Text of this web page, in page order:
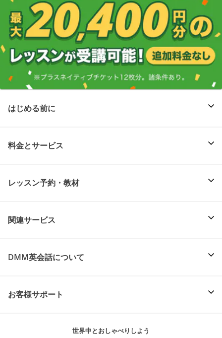
はじめる前に
料金とサービス
レッスン予約・教材
関連サービス
DMM英会話について
お客様サポート
世界中とおしゃべりしよう